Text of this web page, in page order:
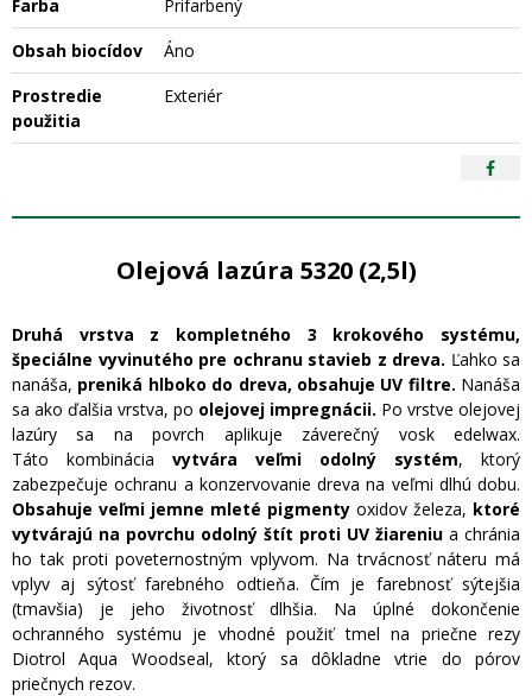
Farba
Prifarbený
Obsah biocídov
Áno
Prostredie
použitia
Exteriér
Olejová lazúra 5320 (2,5l)
Druhá vrstva z kompletného 3 krokového systému,
špeciálne vyvinutého pre ochranu stavieb z dreva. Ľahko sa
nanáša, preniká hlboko do dreva, obsahuje UV filtre. Nanáša
sa ako ďalšia vrstva, po olejovej impregnácii. Po vrstve olejovej
lazúry sa na povrch aplikuje záverečný vosk edelwax.
Táto kombinácia vytvára veľmi odolný systém, ktorý
zabezpečuje ochranu a konzervovanie dreva na veľmi dlhú dobu.
Obsahuje veľmi jemne mleté pigmenty oxidov železa, ktoré
vytvárajú na povrchu odolný štít proti UV žiareniu a chránia
ho tak proti poveternostným vplyvom. Na trvácnosť náteru má
vplyv aj sýtosť farebného odtieňa. Čím je farebnosť sýtejšia
(tmavšia) je jeho životnosť dlhšia. Na úplné dokončenie
ochranného systému je vhodné použiť tmel na priečne rezy
Diotrol Aqua Woodseal, ktorý sa dôkladne vtrie do pórov
priečnych rezov.